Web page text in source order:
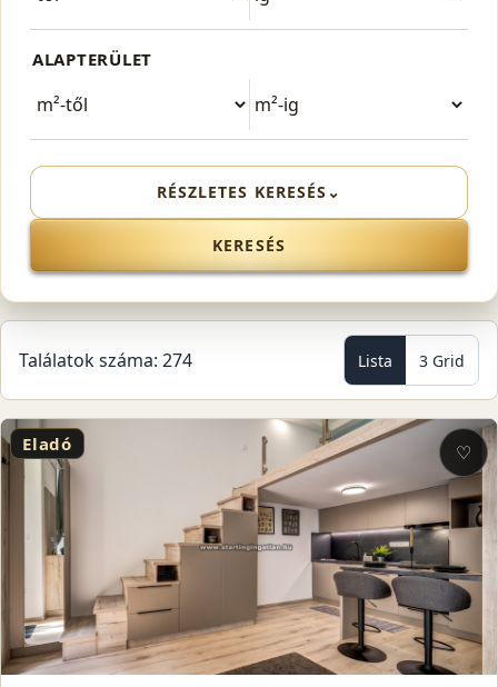
ALAPTERÜLET
RÉSZLETES KERESÉS ⌄
KERESÉS
Találatok száma: 274 Lista 3 Grid
Eladó ♡